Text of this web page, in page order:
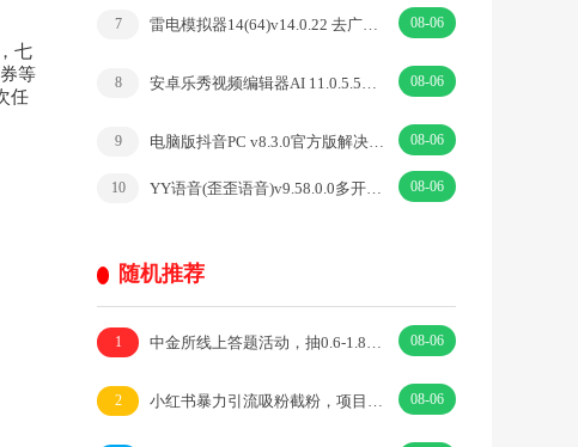
七
等
任
7 雷电模拟器14(64)v14.0.22 去广告绿色纯净版 08-06
8 安卓乐秀视频编辑器AI 11.0.5.5去广告解锁VIP版 08-06
9 电脑版抖音PC v8.3.0官方版解决网页切换烦恼 08-06
10 YY语音(歪歪语音)v9.58.0.0多开去广告绿色版 08-06
随机推荐
1 中金所线上答题活动，抽0.6-1.8元微信红包实物 08-06
2 小红书暴力引流吸粉截粉，项目操作简单日引500+ 08-06